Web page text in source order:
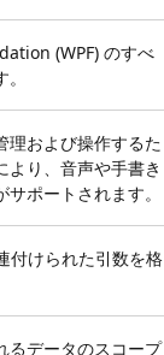
(WPF) のすべ
および操作するた
より、音声や手書き
ポートされます。
付けられた引数を格
るデータのスコープ